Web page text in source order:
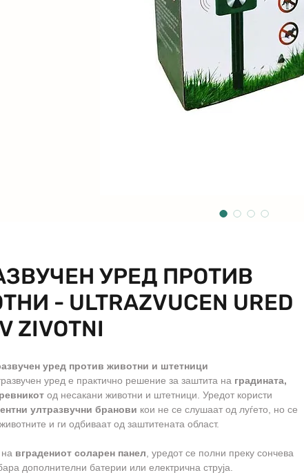
УРЕД ПРОТИВ
- ULTRAZVUCEN URED
ZIVOTNI
уред против животни и штетници
уред е практично решение за заштита на градината,
од несакани животни и штетници. Уредот користи
ултразвучни бранови кои не се слушаат од луѓето, но се
и ги одбиваат од заштитената област.
вградениот соларен панел , уредот се полни преку сончева
дополнителни батерии или електрична струја.